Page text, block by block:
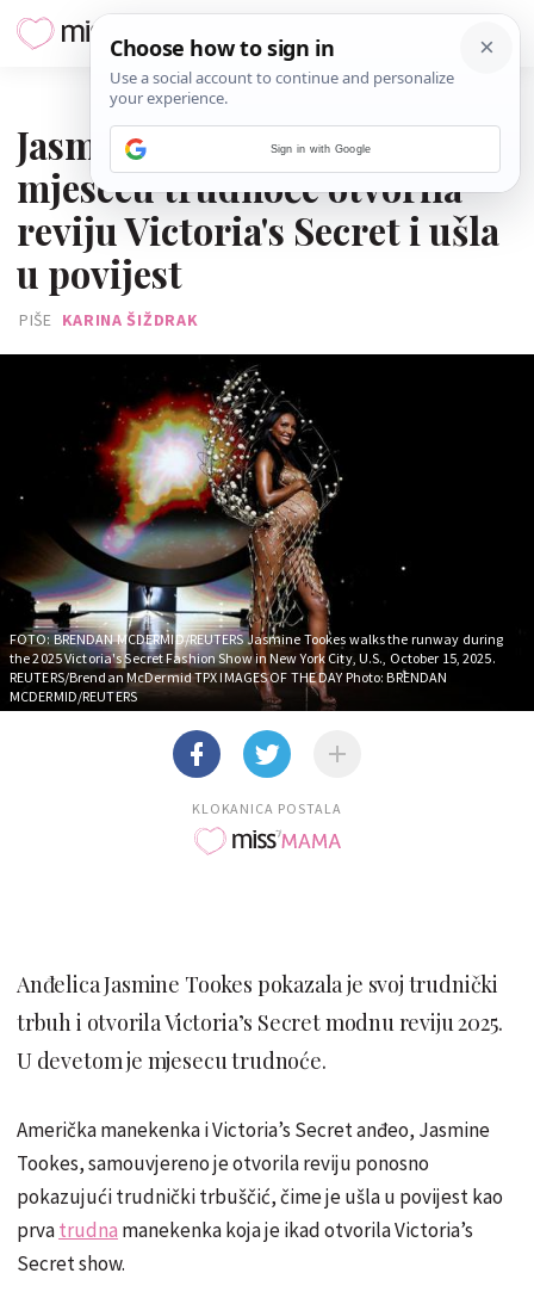
Jasmine Tookes u devetom
mjesecu trudnoće otvorila
reviju Victoria's Secret i ušla
u povijest
PIŠE KARINA ŠIŽDRAK
FOTO: BRENDAN MCDERMID/REUTERSJasmine Tookes walks the runway during
the 2025 Victoria's Secret Fashion Show in New York City, U.S., October 15, 2025.
REUTERS/Brendan McDermid TPX IMAGES OF THE DAY Photo: BRENDAN
MCDERMID/REUTERS
KLOKANICA POSTALA
Anđelica Jasmine Tookes pokazala je svoj trudnički
trbuh i otvorila Victoria’s Secret modnu reviju 2025.
U devetom je mjesecu trudnoće.
Američka manekenka i Victoria’s Secret anđeo, Jasmine
Tookes, samouvjereno je otvorila reviju ponosno
pokazujući trudnički trbuščić, čime je ušla u povijest kao
prvatrudna manekenka koja je ikad otvorila Victoria’s
Secret show.
Sign in with Google